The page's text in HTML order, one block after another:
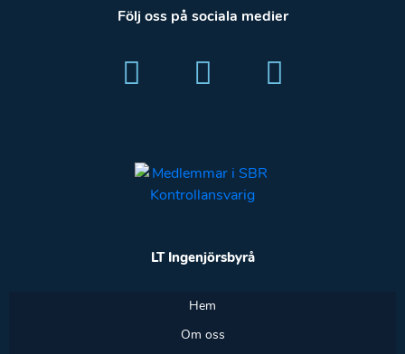
Följ oss på sociala medier
LT Ingenjörsbyrå
Hem
Om oss